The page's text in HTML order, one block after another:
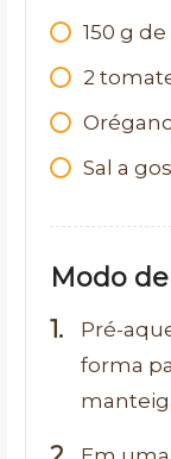
150 g de
2
Sal a
Modo
Pré-
forma